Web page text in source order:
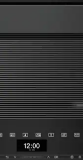
ir nuotekų jungtimi
patiekalų
efektyvumo